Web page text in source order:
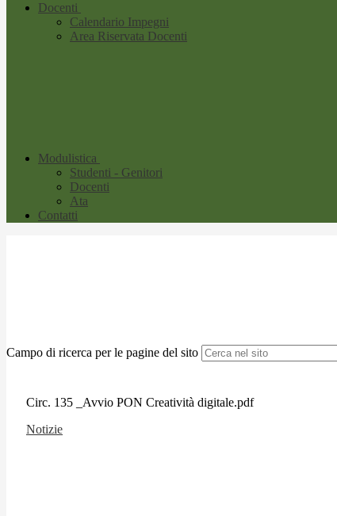
Docenti
Calendario Impegni
Area Riservata Docenti
Modulistica
Studenti - Genitori
Docenti
Ata
Contatti
Campo di ricerca per le pagine del sito
Circ. 135 _Avvio PON Creatività digitale.pdf
Notizie